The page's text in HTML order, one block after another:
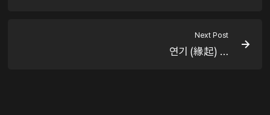
Next Post
연기 (緣起) …